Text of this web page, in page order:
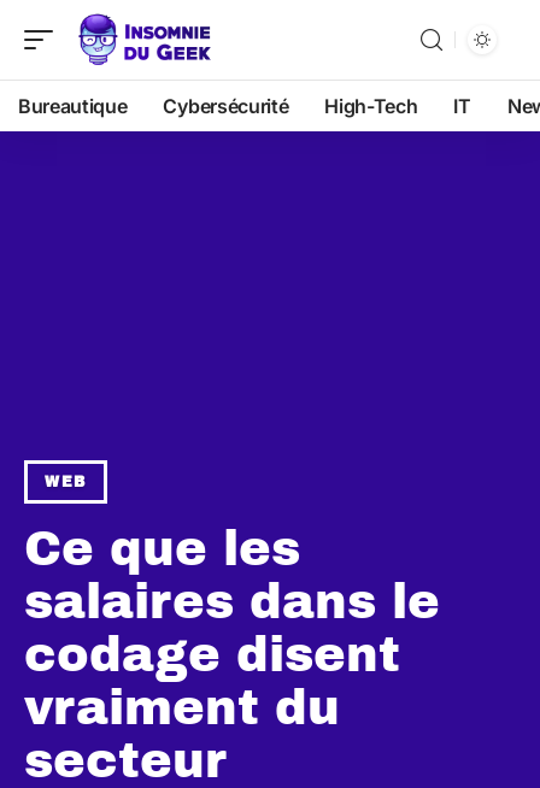
Bureautique Cybersécurité High-Tech IT
WEB
Ce que les
salaires dans le
codage disent
vraiment du
secteur